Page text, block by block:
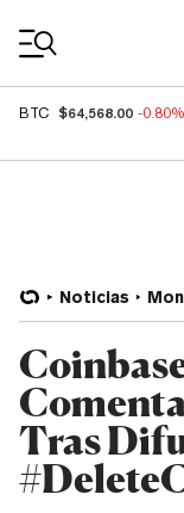
BTC $64,568.00 -0.80%
Noticias
Tras